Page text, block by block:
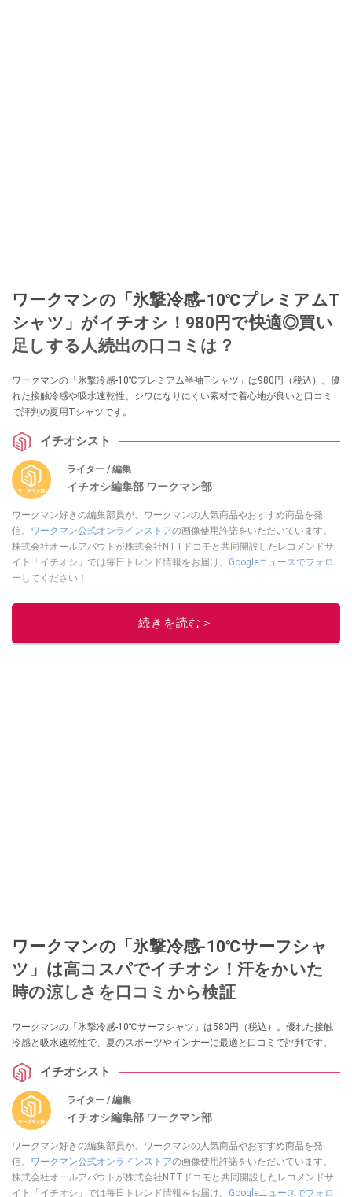
ワークマンの「氷撃冷感-10℃プレミアムT
シャツ」がイチオシ！980円で快適◎買い
足しする人続出の口コミは？
ワークマンの「氷撃冷感-10℃プレミアム半袖Tシャツ」は980円（税込）。優
れた接触冷感や吸水速乾性、シワになりにくい素材で着心地が良いと口コミ
で評判の夏用Tシャツです。
イチオシスト
ライター / 編集
イチオシ編集部 ワークマン部
ワークマン好きの編集部員が、ワークマンの人気商品やおすすめ商品を発
信。 ワークマン公式オンラインストアの画像使用許諾をいただいています。
株式会社オールアバウトが株式会社NTTドコモと共同開設したレコメンドサ
イト「イチオシ」では毎日トレンド情報をお届け。 Googleニュースでフォロ
ー してください！
このイチオシストの他の記事を読む
続きを読む＞
ワークマンの「氷撃冷感-10℃サーフシャ
ツ」は高コスパでイチオシ！汗をかいた
時の涼しさを口コミから検証
ワークマンの「氷撃冷感-10℃サーフシャツ」は580円（税込）。優れた接触
冷感と吸水速乾性で、夏のスポーツやインナーに最適と口コミで評判です。
イチオシスト
ライター / 編集
イチオシ編集部 ワークマン部
ワークマン好きの編集部員が、ワークマンの人気商品やおすすめ商品を発
信。 ワークマン公式オンラインストアの画像使用許諾をいただいています。
株式会社オールアバウトが株式会社NTTドコモと共同開設したレコメンドサ
イト「イチオシ」では毎日トレンド情報をお届け。 Googleニュースでフォロ